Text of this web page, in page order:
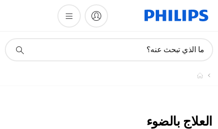
دعم
ما الذي تبحث عنه؟
العلاج بالضوء